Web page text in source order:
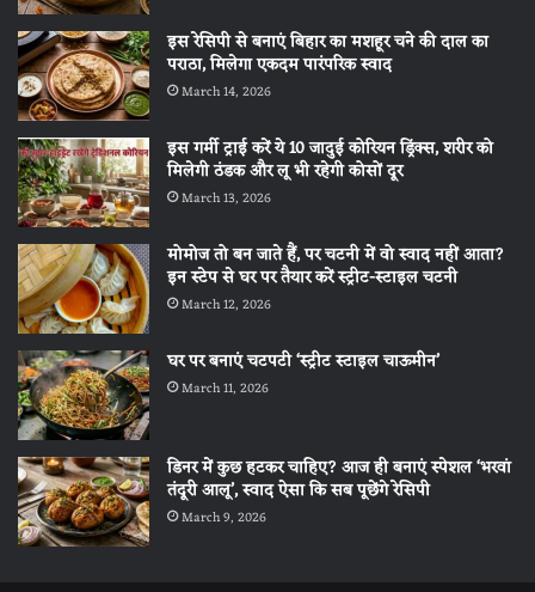
इस रेसिपी से बनाएं बिहार का मशहूर चने की दाल का
पराठा, मिलेगा एकदम पारंपरिक स्वाद
March 14, 2026
इस गर्मी ट्राई करें ये 10 जादुई कोरियन ड्रिंक्स, शरीर को
मिलेगी ठंडक और लू भी रहेगी कोसों दूर
March 13, 2026
मोमोज तो बन जाते हैं, पर चटनी में वो स्वाद नहीं आता?
इन स्टेप से घर पर तैयार करें स्ट्रीट-स्टाइल चटनी
March 12, 2026
घर पर बनाएं चटपटी ‘स्ट्रीट स्टाइल चाऊमीन’
March 11, 2026
डिनर में कुछ हटकर चाहिए? आज ही बनाएं स्पेशल ‘भरवां
तंदूरी आलू’, स्वाद ऐसा कि सब पूछेंगे रेसिपी
March 9, 2026